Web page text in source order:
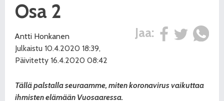
Osa 2
Jaa:
Antti Honkanen
Julkaistu 10.4.2020 18:39,
Päivitetty 16.4.2020 08:42
Tällä palstalla seuraamme, miten koronavirus vaikuttaa
ihmisten elämään Vuosaaressa.